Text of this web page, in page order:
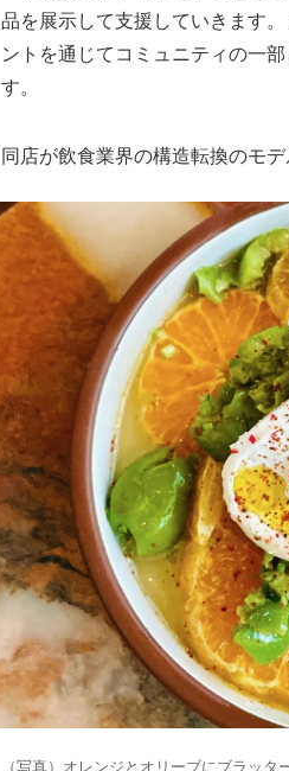
品を展示して支援していきます
ントを通じてコミュニティの一
す。
同店が飲食業界の構造転換のモデ
（写真）オレンジとオリーブにブラッ